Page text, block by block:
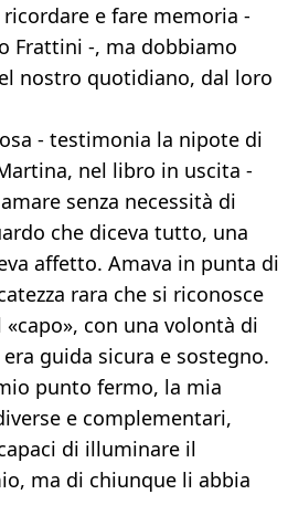
e fare memoria -
Frattini -, ma dobbiamo
nostro quotidiano, dal loro
- testimonia la nipote di
nel libro in uscita -
senza necessità di
che diceva tutto, una
affetto. Amava in punta di
rara che si riconosce
con una volontà di
guida sicura e sostegno.
punto fermo, la mia
e complementari,
di illuminare il
ma di chiunque li abbia